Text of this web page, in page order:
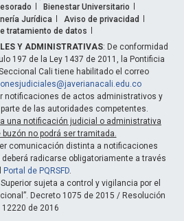
Bienestar Universitario
Jurídica
Aviso de privacidad
tratamiento de datos
Y ADMINISTRATIVAS: De conformidad
197 de la Ley 1437 de 2011, la Pontificia
Cali tiene habilitado el correo
notificaciones de actos administrativos y
de las autoridades competentes.
una notificación judicial o administrativa
buzón no podrá ser tramitada.
comunicación distinta a notificaciones
radicarse obligatoriamente a través
Portal de PQRSFD.
sujeta a control y vigilancia por el
Decreto 1075 de 2015 / Resolución
12220 de 2016